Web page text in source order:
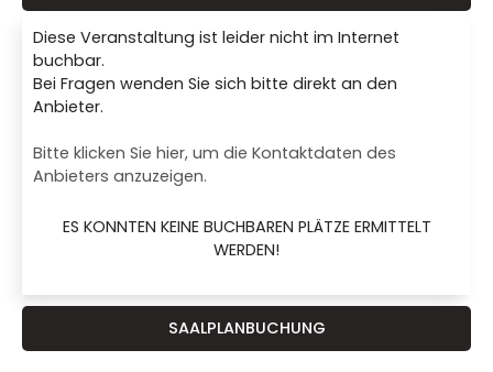
Diese Veranstaltung ist leider nicht im Internet
buchbar.
Bei Fragen wenden Sie sich bitte direkt an den
Anbieter.
Bitte klicken Sie hier, um die Kontaktdaten des
Anbieters anzuzeigen.
ES KONNTEN KEINE BUCHBAREN PLÄTZE ERMITTELT
WERDEN!
SAALPLANBUCHUNG